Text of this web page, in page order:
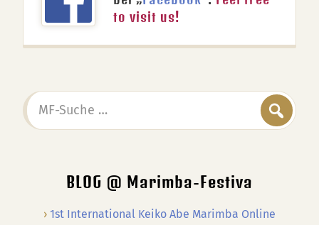
to visit us!
MF-
Suche
BLOG @ Marimba-Festiva
1st International Keiko Abe Marimba Online